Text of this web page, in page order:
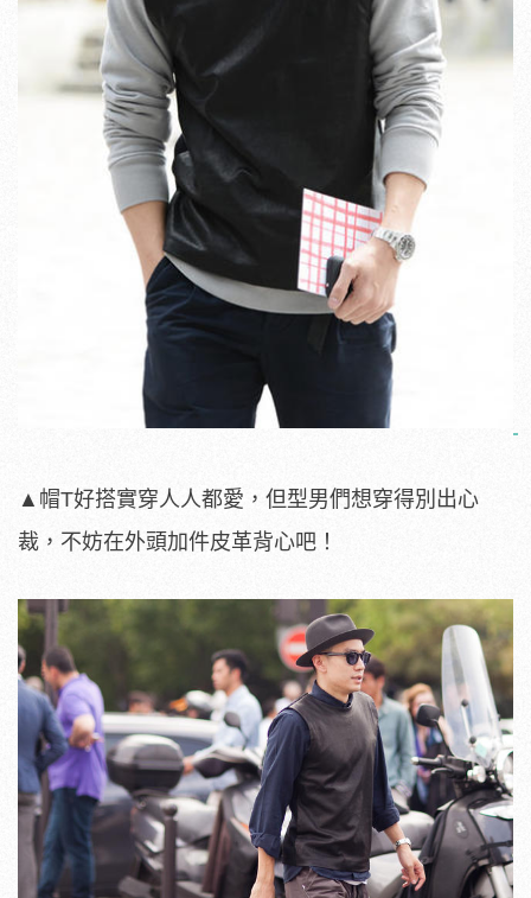
▲帽T好搭實穿人人都愛，但型男們想穿得別出心
裁，不妨在外頭加件皮革背心吧！